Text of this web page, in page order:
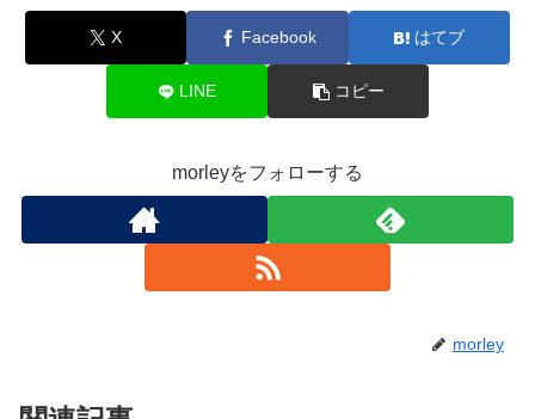
X Facebook はてブ
LINE コピー
morleyをフォローする
morley